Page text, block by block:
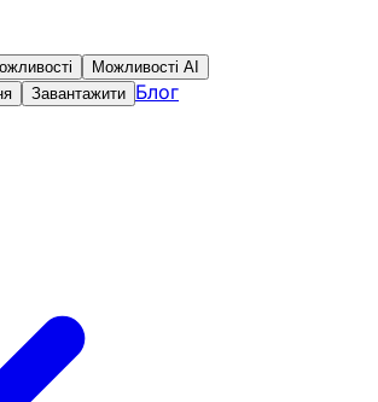
Можливості AI
Завантажити Блог